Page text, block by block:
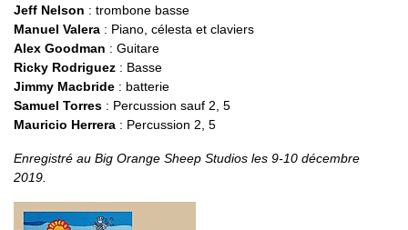
Jeff Nelson : trombone basse
Manuel Valera : Piano, célesta et claviers
Alex Goodman : Guitare
Ricky Rodriguez : Basse
Jimmy Macbride : batterie
Samuel Torres : Percussion sauf 2, 5
Mauricio Herrera : Percussion 2, 5
Enregistré au Big Orange Sheep Studios les 9-10 décembre
2019.